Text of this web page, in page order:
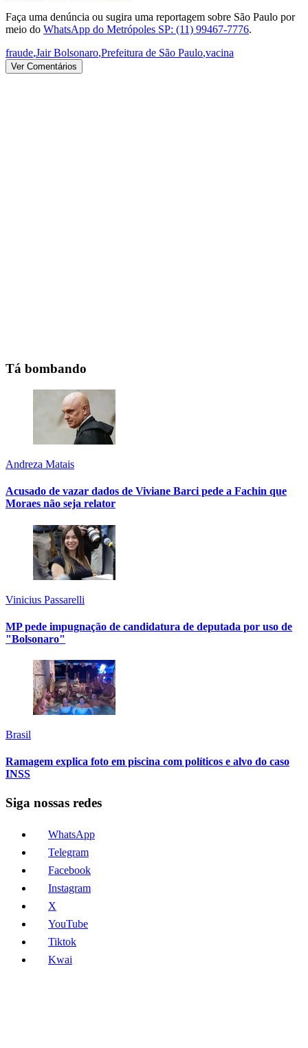
Faça uma denúncia ou sugira uma reportagem sobre São Paulo por
meio do WhatsApp do Metrópoles SP: (11) 99467-7776.
fraude,Jair Bolsonaro,Prefeitura de São Paulo,vacina
Ver Comentários
Tá bombando
Andreza Matais
Acusado de vazar dados de Viviane Barci pede a Fachin que
Moraes não seja relator
Vinicius Passarelli
MP pede impugnação de candidatura de deputada por uso de
"Bolsonaro"
Brasil
Ramagem explica foto em piscina com políticos e alvo do caso
INSS
Siga nossas redes
WhatsApp
Telegram
Facebook
Instagram
X
YouTube
Tiktok
Kwai